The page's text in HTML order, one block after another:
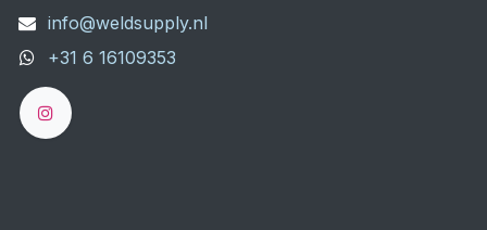
info@weldsupply.nl
+31 6 16109353